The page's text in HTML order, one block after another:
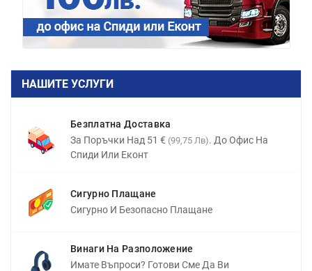
НАШИТЕ УСЛУГИ
Безплатна Доставка
За Поръчки Над 51 € (99,75 Лв). До Офис На
Спиди Или Еконт
Сигурно Плащане
Сигурно И Безопасно Плащане
Винаги На Разположение
Имате Въпроси? Готови Сме Да Ви